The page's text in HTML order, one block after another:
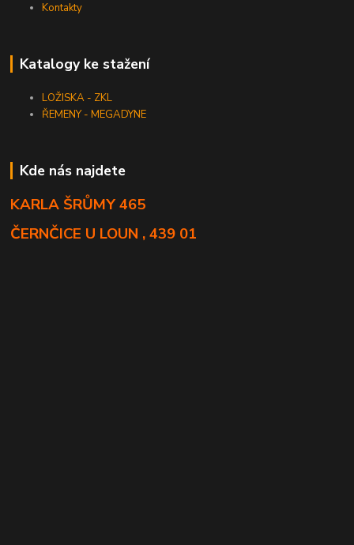
Kontakty
Katalogy ke stažení
LOŽISKA - ZKL
ŘEMENY - MEGADYNE
Kde nás najdete
KARLA ŠRŮMY 465
ČERNČICE U LOUN , 439 01